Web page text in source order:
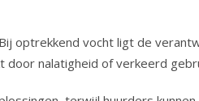
optrekkend vocht ligt de
nalatigheid of verkeerd